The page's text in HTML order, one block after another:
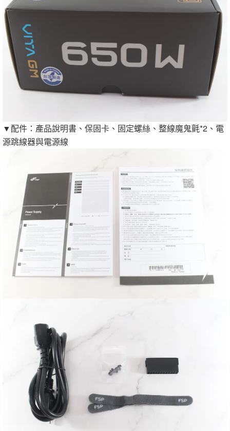
▼配件：產品說明書、保固卡、固定螺絲、整線魔鬼氈*2、電
源跳線器與電源線